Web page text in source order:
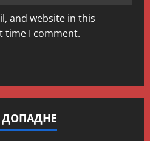
and website in this
time I comment.